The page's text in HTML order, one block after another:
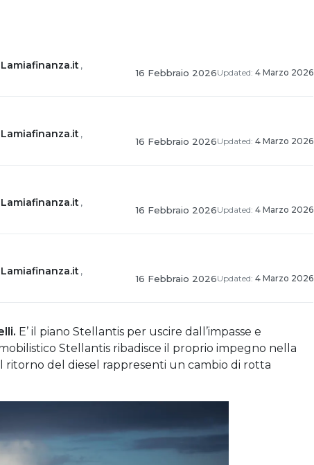
,
16 Febbraio 2026Updated: 4 Marzo 2026
,
16 Febbraio 2026Updated: 4 Marzo 2026
,
16 Febbraio 2026Updated: 4 Marzo 2026
,
16 Febbraio 2026Updated: 4 Marzo 2026
E’ il piano Stellantis per uscire dall’impasse e
Stellantis ribadisce il proprio impegno nella
del diesel rappresenti un cambio di rotta